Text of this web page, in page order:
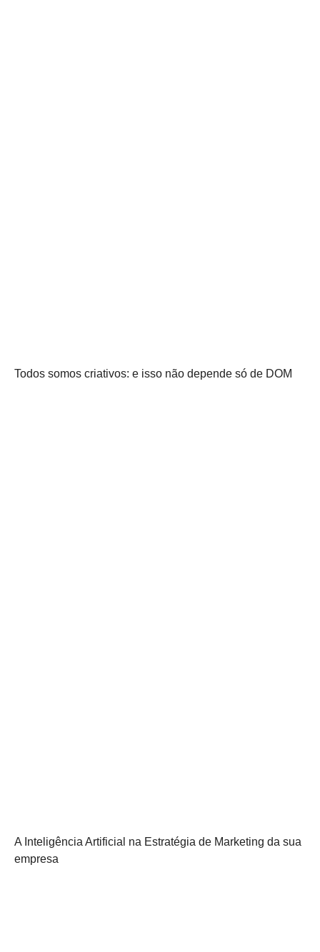
Todos somos criativos: e isso não depende só de DOM
A Inteligência Artificial na Estratégia de Marketing da sua
empresa